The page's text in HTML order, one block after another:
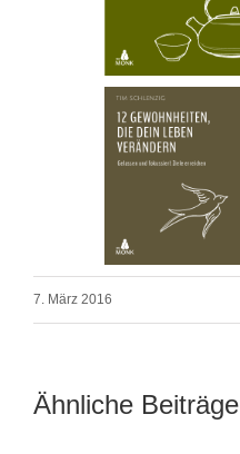
7. März 2016
Ähnliche Beiträge